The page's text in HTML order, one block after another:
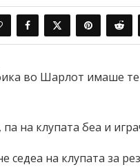
во Шарлот имаше
на клупата беа и
на клупата за